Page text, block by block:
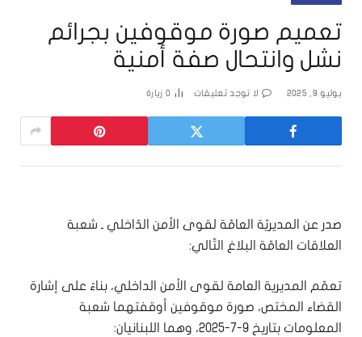
تعميم صورة موقوفين بجرائم
نشل وانتحال صفة أمنية
يوليو 9, 2025 لا توجد تعليقات 0 زيارة
صدر عن المديريّة العامّة لقوى الأمن الدّاخلي ـ شعبة
العلاقات العامّة البلاغ التّالي:
تعمّم المديرية العامة لقوى الأمن الداخلي، بناءً على إشارة
القضاء المختص، صورة موقوفين أوقفتهما شعبة
المعلومات بتاريخ 9-7-2025، وهما اللبنانيان: